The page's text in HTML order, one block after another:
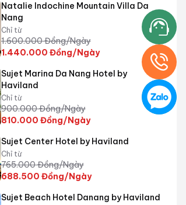
Natalie Indochine Mountain Villa Da
Nang
Chỉ từ
1.600.000Đồng/Ngày
1.440.000 Đồng/Ngày
Sujet Marina Da Nang Hotel by
Haviland
Chỉ từ
900.000Đồng/Ngày
810.000 Đồng/Ngày
Sujet Center Hotel by Haviland
Chỉ từ
765.000Đồng/Ngày
688.500 Đồng/Ngày
Sujet Beach Hotel Danang by Haviland